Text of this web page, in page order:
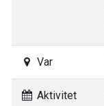
Var
Aktivitet